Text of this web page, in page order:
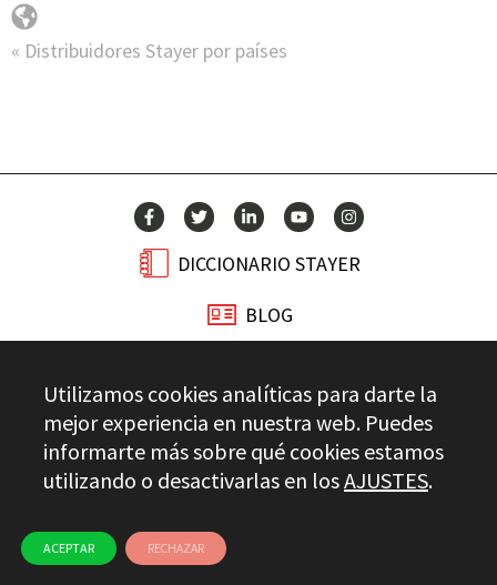
« Distribuidores Stayer por países
DICCIONARIO STAYER
BLOG
Stayer.es © 2026
CONTROL DE CALIDAD
AVISO LEGAL
PRIVACIDAD
CANAL ÉTICO USO DE COOKIES
Utilizamos cookies analíticas para darte la
mejor experiencia en nuestra web. Puedes
informarte más sobre qué cookies estamos
utilizando o desactivarlas en losAJUSTES.
ACEPTAR RECHAZAR